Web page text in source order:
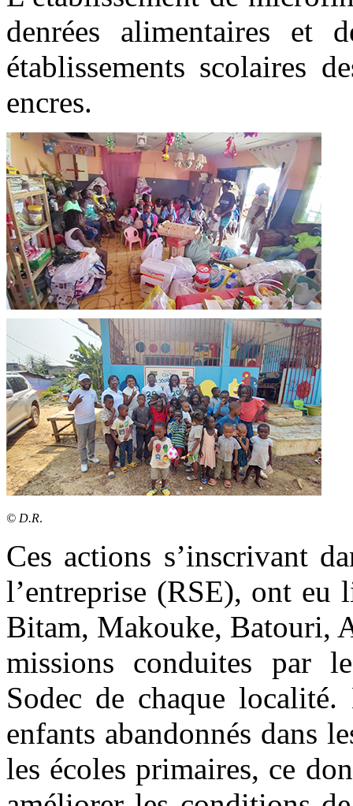
denrées alimentaires et
établissements scolaires
encres.
© D.R.
Ces actions s’inscrivant
l’entreprise (RSE), ont
Bitam, Makouke, Batouri,
missions conduites par
Sodec de chaque
enfants abandonnés dans
les écoles primaires, ce